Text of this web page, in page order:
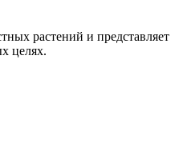
растений и представляет
целях.